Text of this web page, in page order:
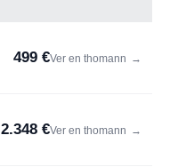
499 €Ver en thomann →
2.348 €Ver en thomann →